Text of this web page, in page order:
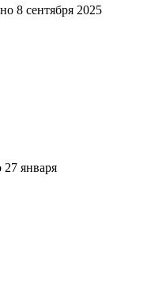
8 сентября 2025
27 января